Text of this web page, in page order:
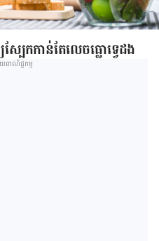
ែក​កាន់​តែ​លេចធ្លោ​ទ្វេ​ដង
យពាណិជ្ជកម្ម